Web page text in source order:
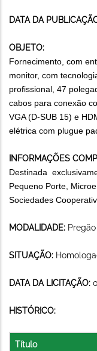
DATA DA
OBJETO:
Fornecimento, com
monitor, com
profissional, 47
cabos para conexão
VGA (D-SUB 15) e
elétrica com plugue
INFORMAÇÕES
Destinada
Pequeno Porte,
Sociedades
MODALIDADE:
SITUAÇÃO:
DATA DA LICITAÇÃO:
HISTÓRICO:
Título